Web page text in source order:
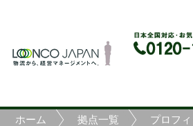
ホーム 拠点一覧 プロフ